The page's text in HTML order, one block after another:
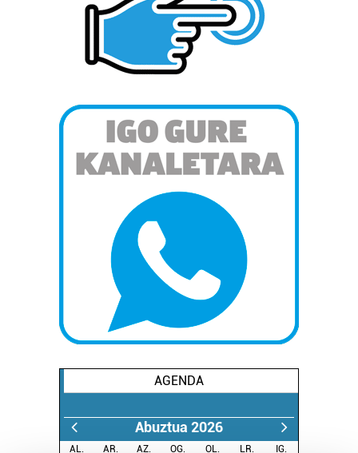
AGENDA
Abuztua 2026
AL. AR. AZ. OG. OL. LR.
IG.